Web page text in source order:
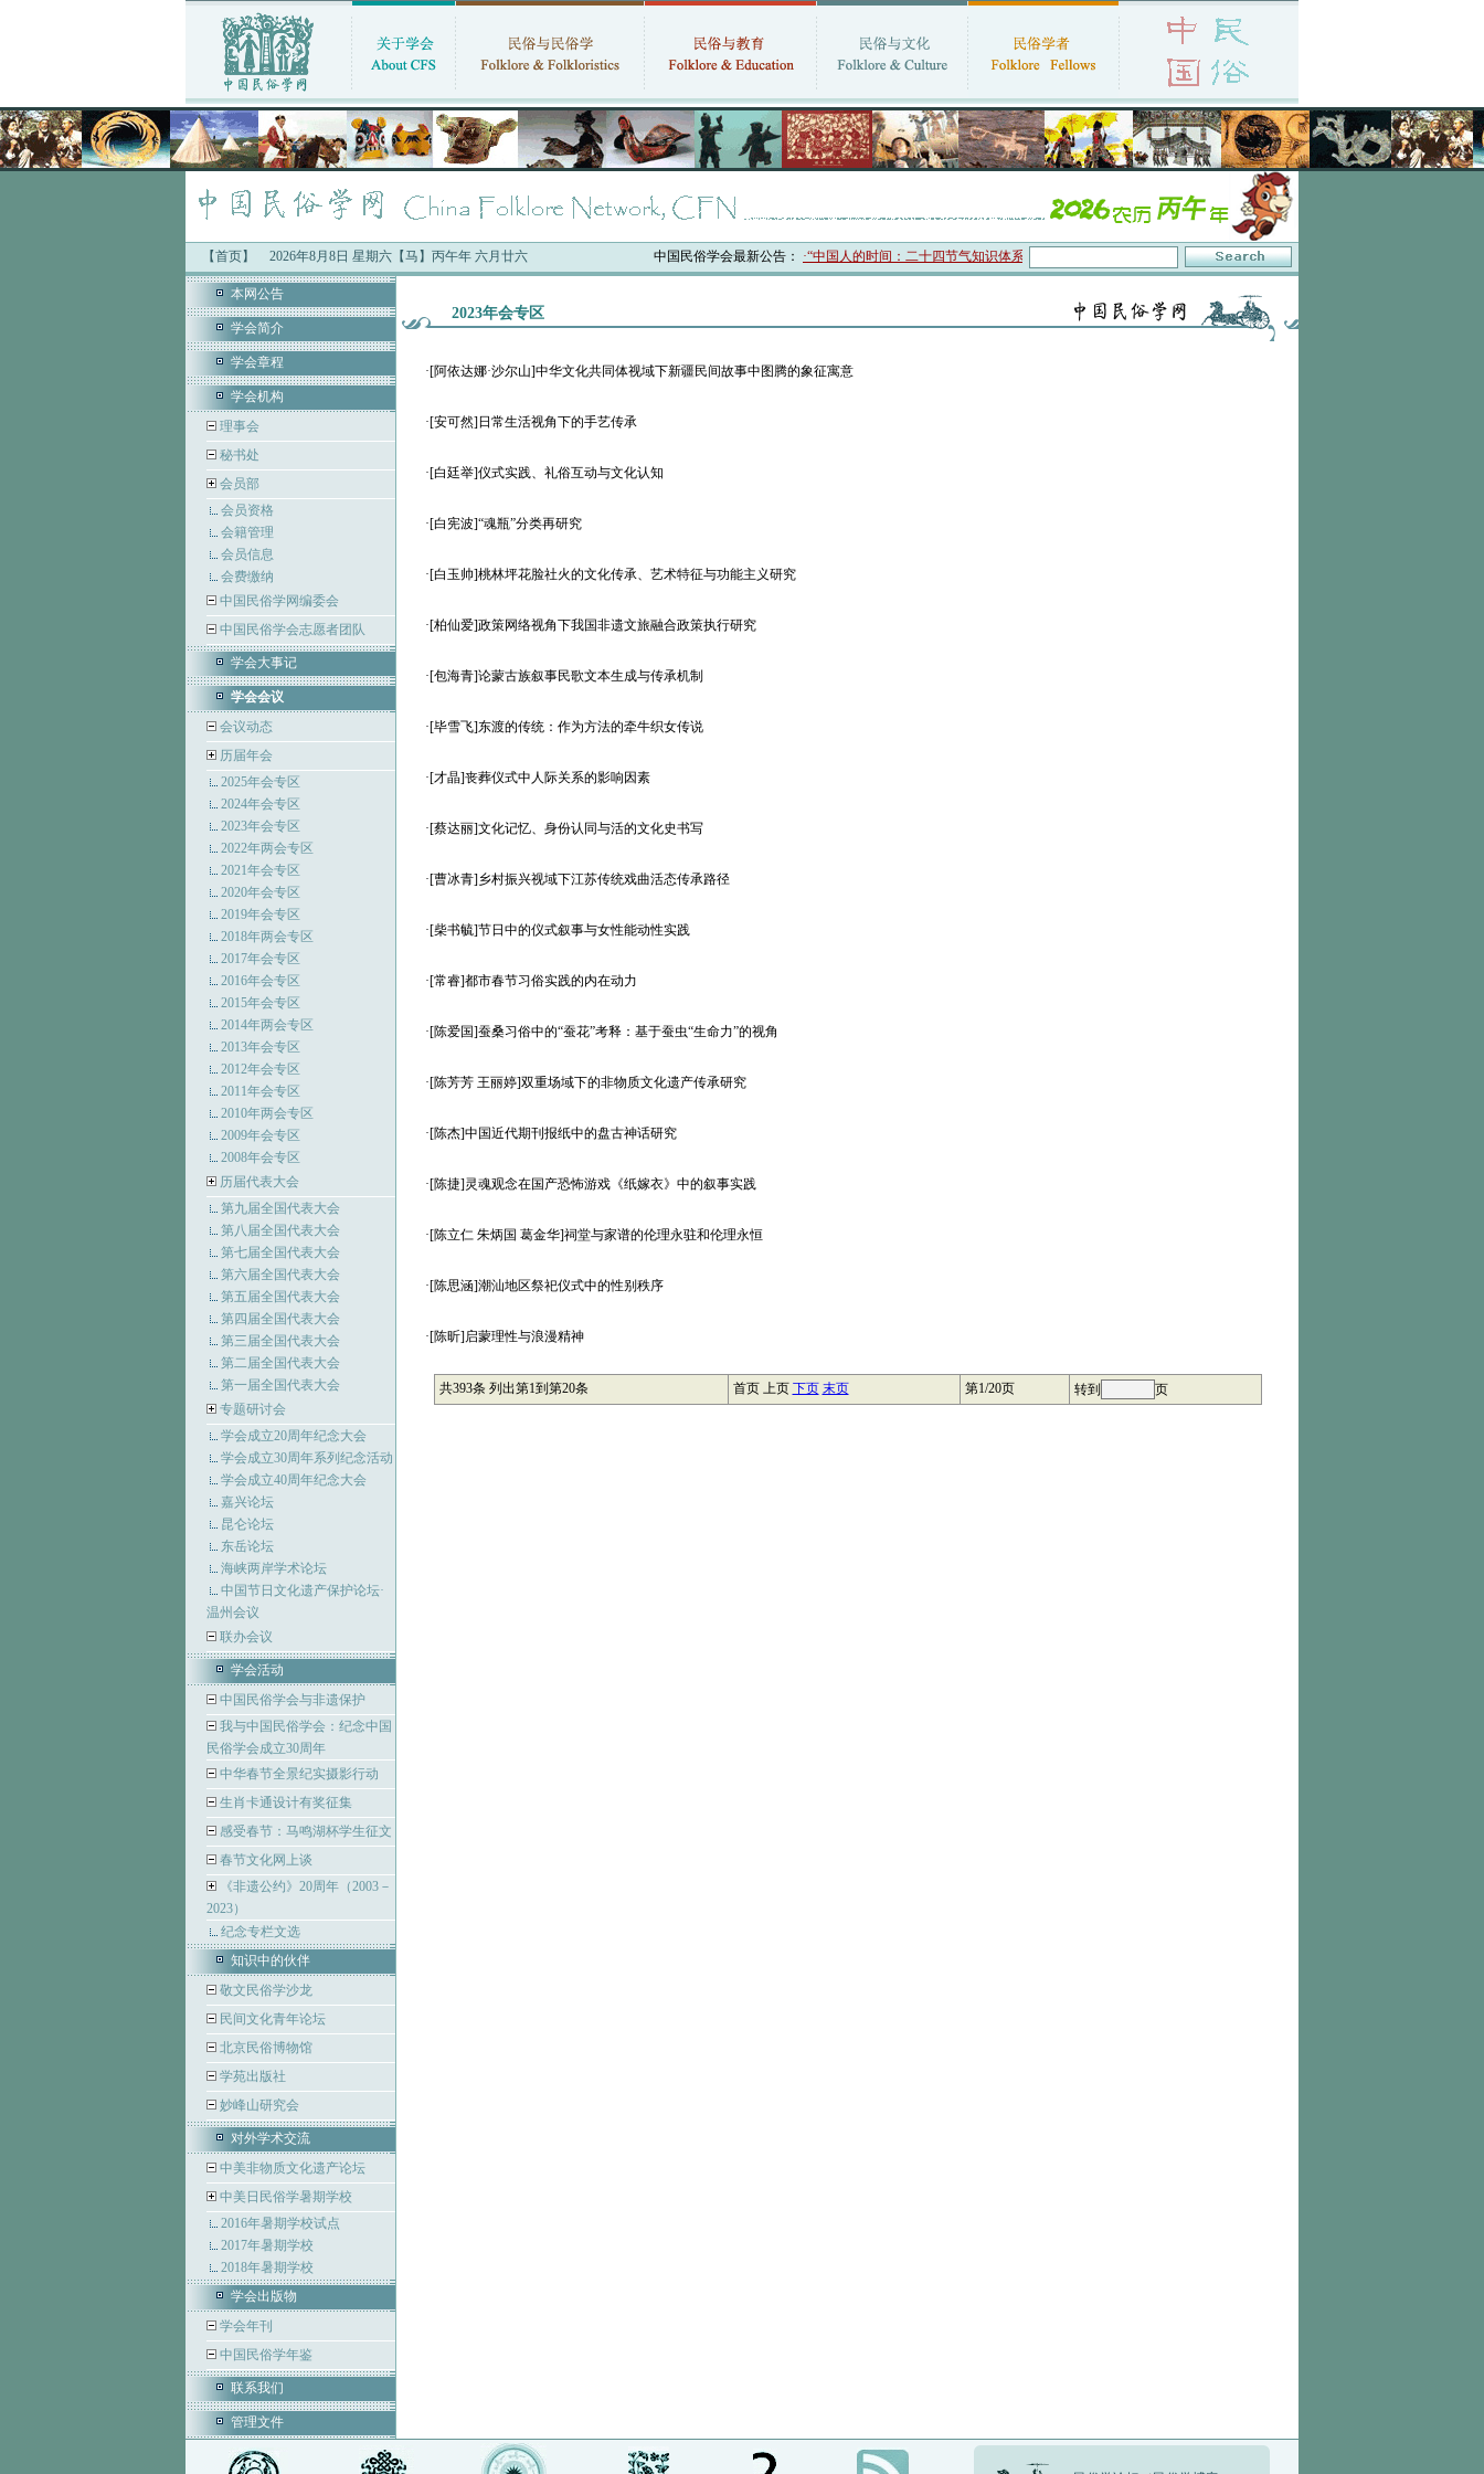
【首页】 2026年8月8日 星期六【马】丙午年 六月廿六 中国民俗学会最新公告：·“中国人的时间：二十四节气知识体系与数字叙事”研讨会在京召开 ·中国民俗学会第十一届代表大会暨2026年年会征文启
本网公告
学会简介
学会章程
学会机构
理事会
秘书处
会员部
会员资格
会籍管理
会员信息
会费缴纳
中国民俗学网编委会
中国民俗学会志愿者团队
学会大事记
学会会议
会议动态
历届年会
2025年会专区
2024年会专区
2023年会专区
2022年两会专区
2021年会专区
2020年会专区
2019年会专区
2018年两会专区
2017年会专区
2016年会专区
2015年会专区
2014年两会专区
2013年会专区
2012年会专区
2011年会专区
2010年两会专区
2009年会专区
2008年会专区
历届代表大会
第九届全国代表大会
第八届全国代表大会
第七届全国代表大会
第六届全国代表大会
第五届全国代表大会
第四届全国代表大会
第三届全国代表大会
第二届全国代表大会
第一届全国代表大会
专题研讨会
学会成立20周年纪念大会
学会成立30周年系列纪念活动
学会成立40周年纪念大会
嘉兴论坛
昆仑论坛
东岳论坛
海峡两岸学术论坛
中国节日文化遗产保护论坛·
温州会议
联办会议
学会活动
中国民俗学会与非遗保护
我与中国民俗学会：纪念中国
民俗学会成立30周年
中华春节全景纪实摄影行动
生肖卡通设计有奖征集
感受春节：马鸣湖杯学生征文
春节文化网上谈
《非遗公约》20周年（2003－
2023）
纪念专栏文选
知识中的伙伴
敬文民俗学沙龙
民间文化青年论坛
北京民俗博物馆
学苑出版社
妙峰山研究会
对外学术交流
中美非物质文化遗产论坛
中美日民俗学暑期学校
2016年暑期学校试点
2017年暑期学校
2018年暑期学校
学会出版物
学会年刊
中国民俗学年鉴
联系我们
管理文件
2023年会专区
·[阿依达娜·沙尔山]中华文化共同体视域下新疆民间故事中图腾的象征寓意
·[安可然]日常生活视角下的手艺传承
·[白廷举]仪式实践、礼俗互动与文化认知
·[白宪波]“魂瓶”分类再研究
·[白玉帅]桃林坪花脸社火的文化传承、艺术特征与功能主义研究
·[柏仙爱]政策网络视角下我国非遗文旅融合政策执行研究
·[包海青]论蒙古族叙事民歌文本生成与传承机制
·[毕雪飞]东渡的传统：作为方法的牵牛织女传说
·[才晶]丧葬仪式中人际关系的影响因素
·[蔡达丽]文化记忆、身份认同与活的文化史书写
·[曹冰青]乡村振兴视域下江苏传统戏曲活态传承路径
·[柴书毓]节日中的仪式叙事与女性能动性实践
·[常睿]都市春节习俗实践的内在动力
·[陈爱国]蚕桑习俗中的“蚕花”考释：基于蚕虫“生命力”的视角
·[陈芳芳 王丽婷]双重场域下的非物质文化遗产传承研究
·[陈杰]中国近代期刊报纸中的盘古神话研究
·[陈捷]灵魂观念在国产恐怖游戏《纸嫁衣》中的叙事实践
·[陈立仁 朱炳国 葛金华]祠堂与家谱的伦理永驻和伦理永恒
·[陈思涵]潮汕地区祭祀仪式中的性别秩序
·[陈昕]启蒙理性与浪漫精神
共393条 列出第1到第20条 首页 上页 下页 末页 第1/20页 转到 页